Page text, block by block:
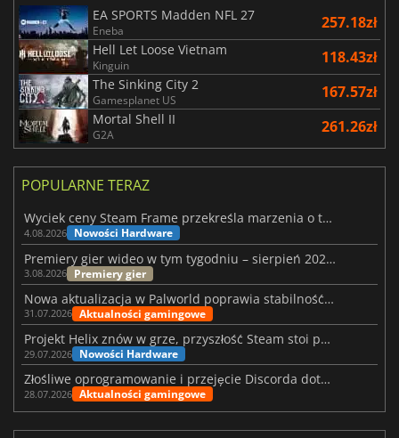
EA SPORTS Madden NFL 27
Eneba 257.18zł
Hell Let Loose Vietnam
Kinguin 118.43zł
The Sinking City 2
Gamesplanet US 167.57zł
Mortal Shell II
G2A 261.26zł
POPULARNE TERAZ
Wyciek ceny Steam Frame przekreśla marzenia o tanim zestawie VR
4.08.2026 Nowości Hardware
Premiery gier wideo w tym tygodniu – sierpień 2026 r. (32. tydzień)
3.08.2026 Premiery gier
Nowa aktualizacja w Palworld poprawia stabilność Sunreach i walk z bossami
31.07.2026 Aktualności gamingowe
Projekt Helix znów w grze, przyszłość Steam stoi pod znakiem zapytania
29.07.2026 Nowości Hardware
Złośliwe oprogramowanie i przejęcie Discorda dotknęły Meccha Chameleon
28.07.2026 Aktualności gamingowe